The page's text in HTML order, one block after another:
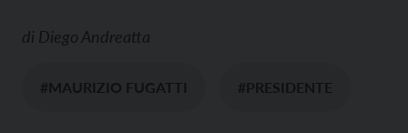
di Diego Andreatta
#MAURIZIO FUGATTI #PRESIDENTE